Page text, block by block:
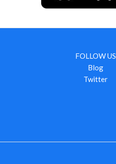
FOLLOW US
Blog
Twitter